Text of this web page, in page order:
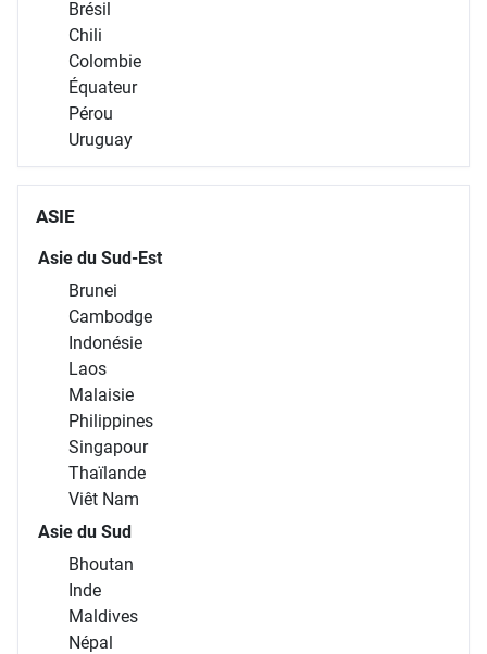
Brésil
Chili
Colombie
Équateur
Pérou
Uruguay
ASIE
Asie du Sud-Est
Brunei
Cambodge
Indonésie
Laos
Malaisie
Philippines
Singapour
Thaïlande
Viêt Nam
Asie du Sud
Bhoutan
Inde
Maldives
Népal